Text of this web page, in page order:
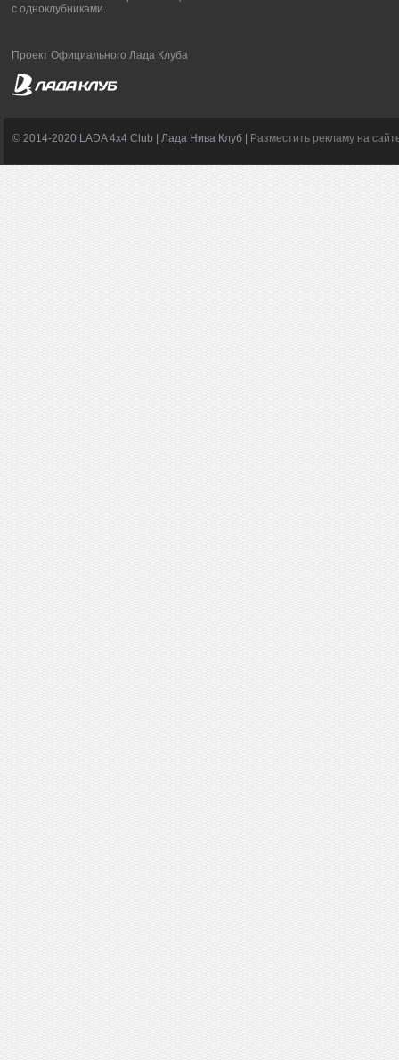
с одноклубниками.
Проект Официального Лада Клуба
© 2014-2020 LADA 4x4 Club | Лада Нива Клуб | Разместить рекламу на